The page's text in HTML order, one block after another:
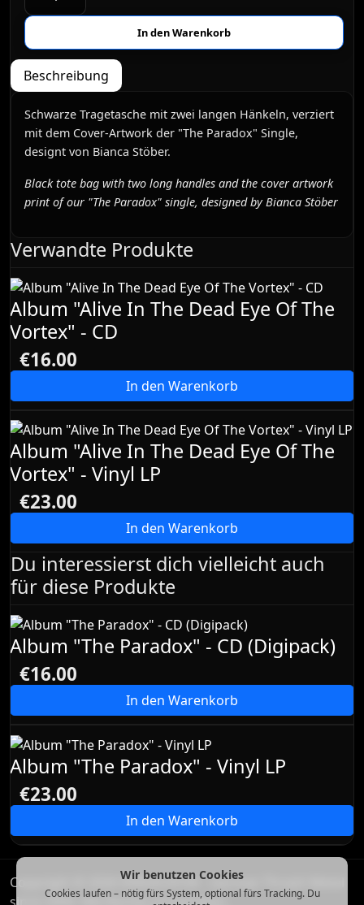
Beschreibung
Schwarze Tragetasche mit zwei langen Hänkeln, verziert
mit dem Cover-Artwork der "The Paradox" Single,
designt von Bianca Stöber.
Black tote bag with two long handles and the cover artwork
print of our "The Paradox" single, designed by Bianca Stöber
Verwandte Produkte
Album "Alive In The Dead Eye Of The
Vortex" - CD
€16.00
In den Warenkorb
Album "Alive In The Dead Eye Of The
Vortex" - Vinyl LP
€23.00
In den Warenkorb
Du interessierst dich vielleicht auch
für diese Produkte
Album "The Paradox" - CD (Digipack)
€16.00
In den Warenkorb
Album "The Paradox" - Vinyl LP
€23.00
In den Warenkorb
Copyright © 2026 ERADICATOR - German Thrash Metal
Wir benutzen Cookies
Cookies laufen – nötig fürs System, optional fürs Tracking. Du